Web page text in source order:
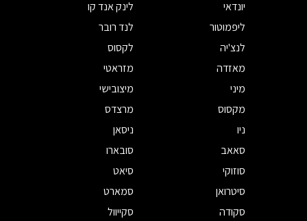
יונדאי
לינק אנד קו
ליפמוטור
לנד רובר
לנצ'יה
לקסוס
מאזדה
מזראטי
מיני
מיצובישי
מקסוס
מרצדס
ניו
ניסאן
סאאב
סובארו
סוזוקי
סיאט
סיטרואן
סמארט
סקודה
סקייוול